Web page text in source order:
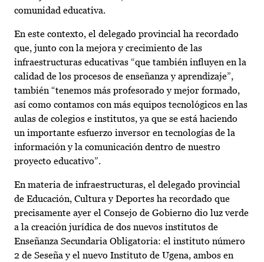
comunidad educativa.
En este contexto, el delegado provincial ha recordado
que, junto con la mejora y crecimiento de las
infraestructuras educativas “que también influyen en la
calidad de los procesos de enseñanza y aprendizaje”,
también “tenemos más profesorado y mejor formado,
así como contamos con más equipos tecnológicos en las
aulas de colegios e institutos, ya que se está haciendo
un importante esfuerzo inversor en tecnologías de la
información y la comunicación dentro de nuestro
proyecto educativo”.
En materia de infraestructuras, el delegado provincial
de Educación, Cultura y Deportes ha recordado que
precisamente ayer el Consejo de Gobierno dio luz verde
a la creación jurídica de dos nuevos institutos de
Enseñanza Secundaria Obligatoria: el instituto número
2 de Seseña y el nuevo Instituto de Ugena, ambos en